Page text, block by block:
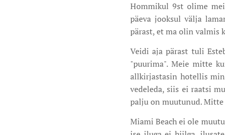
Hommikul 9st olime
päeva jooksul välja
pärast, et ma olin valmis
Veidi aja pärast tuli
"puurima". Meie mitte
allkirjastasin hotellis
vedeleda, siis ei raatsi
palju on muutunud. Mitte
Miami Beach ei ole